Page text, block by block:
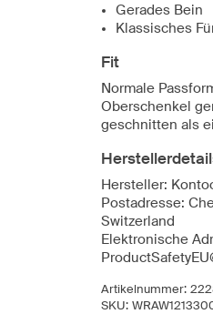
Gerades Bein
Klassisches
Fit
Normale
Oberschenkel
geschnitten als
Hersteller:
Postadresse:
Switzerland
Elektronische
Artikelnummer:
SKU: